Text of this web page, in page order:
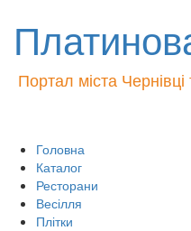
Портал міста
Головна
Каталог
Ресторани
Весілля
Плітки